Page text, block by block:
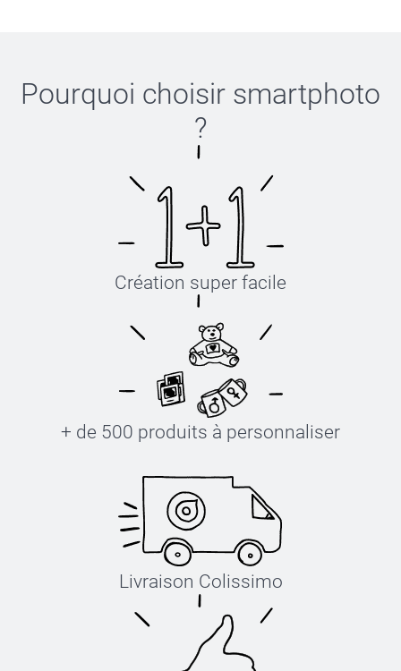
Pourquoi choisir smartphoto
?
Création super facile
+ de 500 produits à personnaliser
Livraison Colissimo